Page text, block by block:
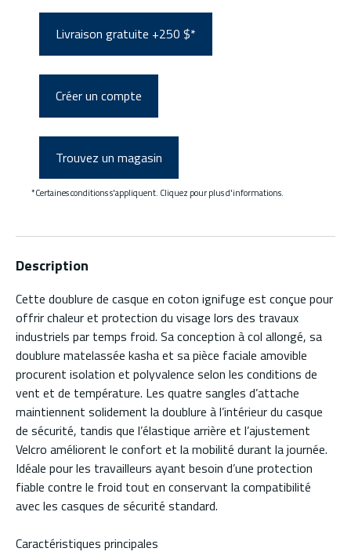
Livraison gratuite +250 $*
Créer un compte
Trouvez un magasin
*Certaines conditions s'appliquent. Cliquez pour plus d'informations.
Description
Cette doublure de casque en coton ignifuge est conçue pour
offrir chaleur et protection du visage lors des travaux
industriels par temps froid. Sa conception à col allongé, sa
doublure matelassée kasha et sa pièce faciale amovible
procurent isolation et polyvalence selon les conditions de
vent et de température. Les quatre sangles d’attache
maintiennent solidement la doublure à l’intérieur du casque
de sécurité, tandis que l’élastique arrière et l’ajustement
Velcro améliorent le confort et la mobilité durant la journée.
Idéale pour les travailleurs ayant besoin d’une protection
fiable contre le froid tout en conservant la compatibilité
avec les casques de sécurité standard.
Caractéristiques principales